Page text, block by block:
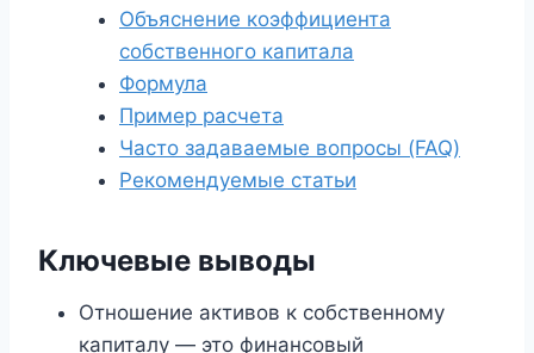
Объяснение коэффициента
собственного капитала
Формула
Пример расчета
Часто задаваемые вопросы (FAQ)
Рекомендуемые статьи
Ключевые выводы
Отношение активов к собственному
капиталу — это финансовый